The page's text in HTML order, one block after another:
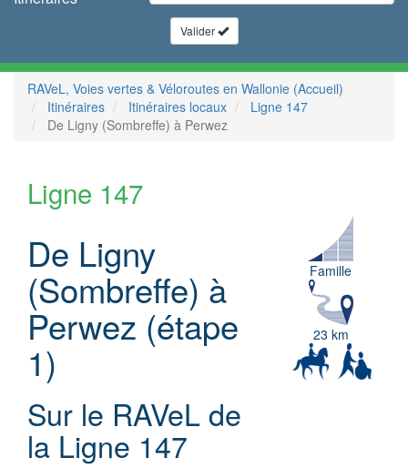
Valider
RAVeL, Voies vertes & Véloroutes en Wallonie (Accueil)
Itinéraires
Itinéraires locaux
Ligne 147
De Ligny (Sombreffe) à Perwez
Ligne 147
De Ligny
(Sombreffe) à
Perwez (étape
1)
Sur le RAVeL de
la Ligne 147
Famille
23 km